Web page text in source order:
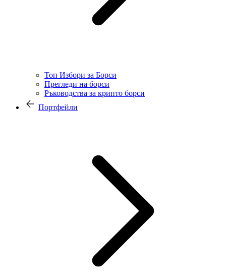
Топ Избори за Борси
Прегледи на борси
Ръководства за крипто борси
Портфейли